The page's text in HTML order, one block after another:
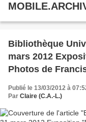
Bibliothèque
mars 2012
Photos de
Mirabelle TV
Publié le 13/03/2012 à
Par Claire (C.A.-L.)